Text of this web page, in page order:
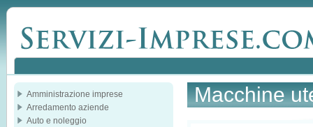
Macchine
Amministrazione imprese
Arredamento aziende
Auto e noleggio